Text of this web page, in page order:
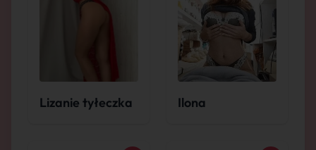
Lizanie tyłeczka Ilona